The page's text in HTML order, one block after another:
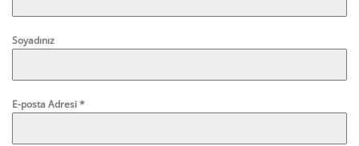
Soyadınız
E-posta Adresi*